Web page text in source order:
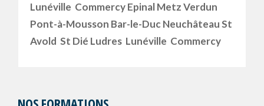
Lunéville Commercy Epinal Metz Verdun
Pont-à-Mousson Bar-le-Duc Neuchâteau St
Avold St Dié Ludres Lunéville Commercy